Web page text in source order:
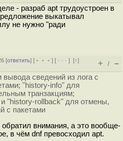
- разраб apt трудоустроен в
выкатывал
не нужно "ради
[ответить] [ ﹢﹢﹢] [ · · ·][↑]
+ / –
сведений из лога с
"history-info" для
транзакциям;
"history-rollback" для отмены,
с пакетами
обратил внимания, а это вообще-
в чём dnf превосходил apt.